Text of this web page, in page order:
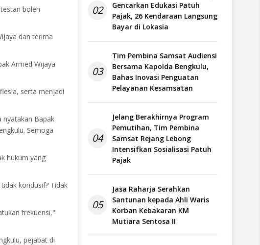
boleh
dan terima
Armed Wijaya
serta menjadi
nyatakan Bapak
Semoga
hukum yang
kondusif? Tidak
frekuensi,"
pejabat di
02
Gencarkan Edukasi Patuh
Pajak, 26 Kendaraan Langsung
Bayar di Lokasia
03
Tim Pembina Samsat Audiensi
Bersama Kapolda Bengkulu,
Bahas Inovasi Penguatan
Pelayanan Kesamsatan
04
Jelang Berakhirnya Program
Pemutihan, Tim Pembina
Samsat Rejang Lebong
Intensifkan Sosialisasi Patuh
Pajak
05
Jasa Raharja Serahkan
Santunan kepada Ahli Waris
Korban Kebakaran KM
Mutiara Sentosa II